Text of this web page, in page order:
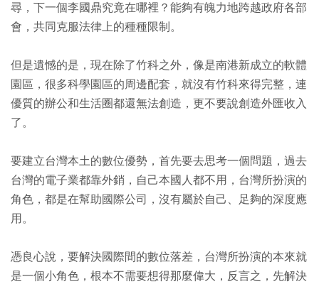
尋，下一個李國鼎究竟在哪裡？能夠有魄力地跨越政府各部
會，共同克服法律上的種種限制。
但是遺憾的是，現在除了竹科之外，像是南港新成立的軟體
園區，很多科學園區的周邊配套，就沒有竹科來得完整，連
優質的辦公和生活圈都還無法創造，更不要說創造外匯收入
了。
要建立台灣本土的數位優勢，首先要去思考一個問題，過去
台灣的電子業都靠外銷，自己本國人都不用，台灣所扮演的
角色，都是在幫助國際公司，沒有屬於自己、足夠的深度應
用。
憑良心說，要解決國際間的數位落差，台灣所扮演的本來就
是一個小角色，根本不需要想得那麼偉大，反言之，先解決